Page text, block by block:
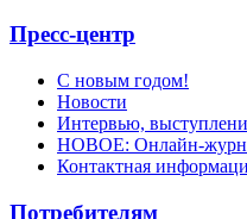
Пресс-центр
С новым годом!
Новости
Интервью,
НОВОЕ: Онлайн-
Контактная
Потребителям